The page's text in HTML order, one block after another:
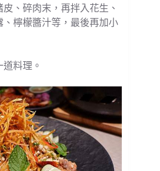
、碎肉末，再拌入花生、
檸檬醬汁等，最後再加小
料理。